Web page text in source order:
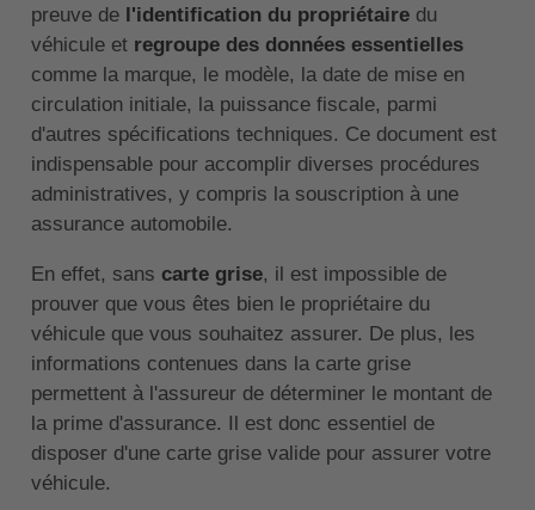
preuve de l'identification du propriétairedu
véhicule et regroupe des données essentielles
comme la marque, le modèle, la date de mise en
circulation initiale, la puissance fiscale, parmi
d'autres spécifications techniques. Ce document est
indispensable pour accomplir diverses procédures
administratives, y compris la souscription à une
assurance automobile.
En effet, sans carte grise, il est impossible de
prouver que vous êtes bien le propriétaire du
véhicule que vous souhaitez assurer. De plus, les
informations contenues dans la carte grise
permettent à l'assureur de déterminer le montant de
la prime d'assurance. Il est donc essentiel de
disposer d'une carte grise valide pour assurer votre
véhicule.